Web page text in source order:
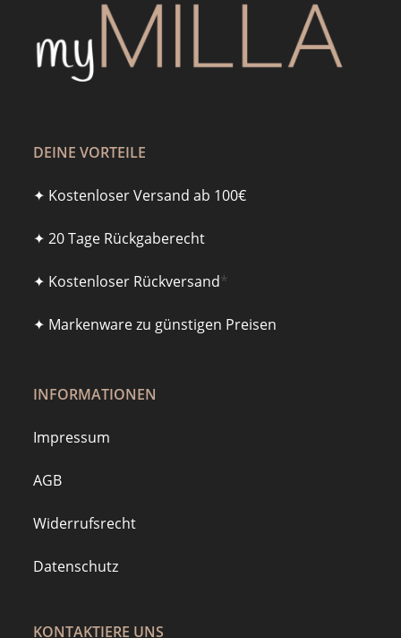
DEINE VORTEILE
✦ Kostenloser Versand ab 100€
✦ 20 Tage Rückgaberecht
✦ Kostenloser Rückversand*
✦ Markenware zu günstigen Preisen
INFORMATIONEN
Impressum
AGB
Widerrufsrecht
Datenschutz
KONTAKTIERE UNS